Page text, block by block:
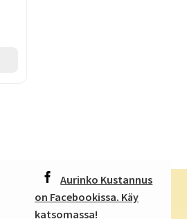
Aurinko Kustannus
on Facebookissa. Käy
katsomassa!